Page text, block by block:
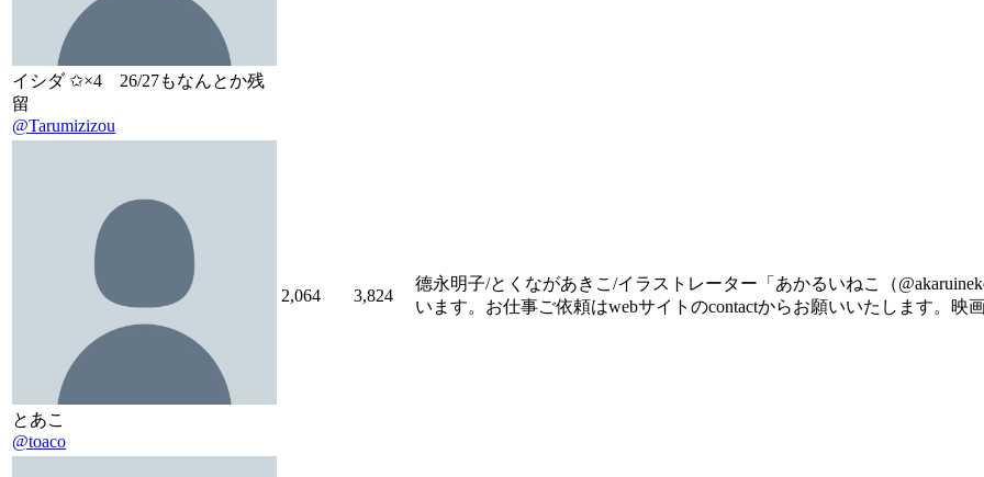
イシダ ✩×4 26/27もなんとか残
留
@Tarumizizou
とあこ
@toaco
2,064 3,824
德永明子/とくながあきこ/イラストレーター「あかるいねこ（
います。お仕事ご依頼はwebサイトのcontactからお願いいたします。映